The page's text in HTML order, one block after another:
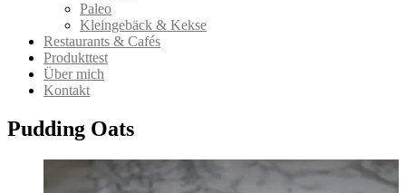
Paleo
Kleingebäck & Kekse
Restaurants & Cafés
Produkttest
Über mich
Kontakt
Pudding Oats